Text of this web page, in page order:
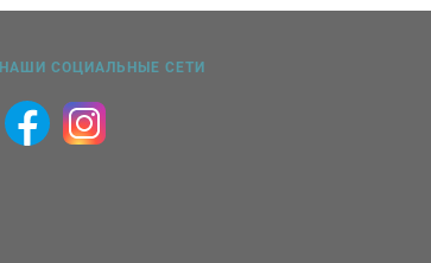
НАШИ СОЦИАЛЬНЫЕ СЕТИ